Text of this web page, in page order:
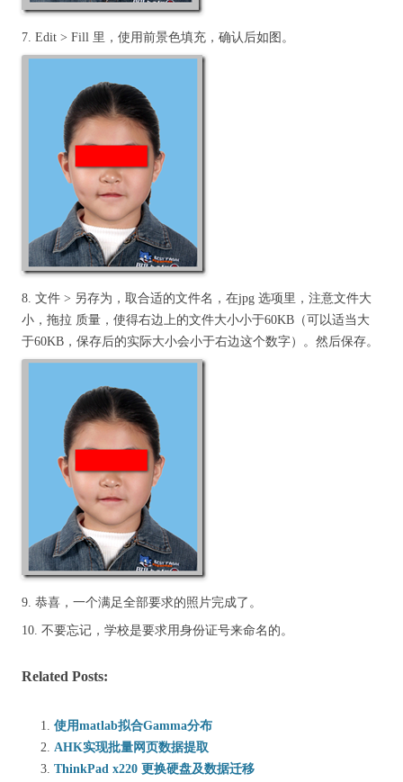
7. Edit > Fill 里，使用前景色填充，确认后如图。
8. 文件 > 另存为，取合适的文件名，在jpg 选项里，注意文件大
小，拖拉 质量，使得右边上的文件大小小于60KB（可以适当大
于60KB，保存后的实际大小会小于右边这个数字）。然后保存。
9. 恭喜，一个满足全部要求的照片完成了。
10. 不要忘记，学校是要求用身份证号来命名的。
Related Posts:
使用matlab拟合Gamma分布
AHK实现批量网页数据提取
ThinkPad x220 更换硬盘及数据迁移